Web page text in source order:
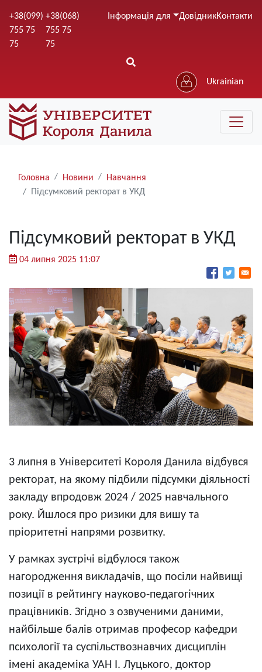
до
+38(099)
755 75
75
+38(068)
755 75
75
Інформація для ДовідникКонтакти
Ukrainian
Рядки
навіґації
Головна Новини
Навчання
Підсумковий ректорат в УКД
Підсумковий ректорат в УКД
04 липня 2025 11:07
3 липня в Університеті Короля Данила відбувся
ректорат, на якому підбили підсумки діяльності
закладу впродовж 2024 / 2025 навчального
року. Йшлося про ризики для вишу та
пріоритетні напрями розвитку.
У рамках зустрічі відбулося також
нагородження викладачів, що посіли найвищі
позиції в рейтингу науково-педагогічних
працівників. Згідно з озвученими даними,
найбільше балів отримав професор кафедри
психології та суспільствознавчих дисциплін
імені академіка УАН І. Луцького, доктор